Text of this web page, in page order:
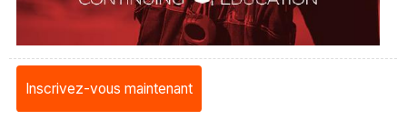
Inscrivez-vous maintenant